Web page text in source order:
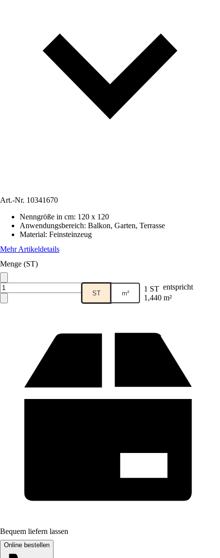
Art.-Nr. 10341670
Nenngröße in cm: 120 x 120
Anwendungsbereich: Balkon, Garten, Terrasse
Material: Feinsteinzeug
Mehr Artikeldetails
Menge (ST)
ST m² 1 ST entspricht
1,440 m²
Bequem liefern lassen
Online bestellen